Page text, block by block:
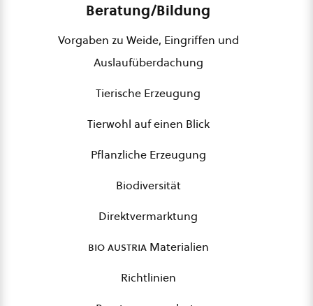
Beratung/Bildung
Vorgaben zu Weide, Eingriffen und
Auslaufüberdachung
Tierische Erzeugung
Tierwohl auf einen Blick
Pflanzliche Erzeugung
Biodiversität
Direktvermarktung
bio austriaMaterialien
Richtlinien